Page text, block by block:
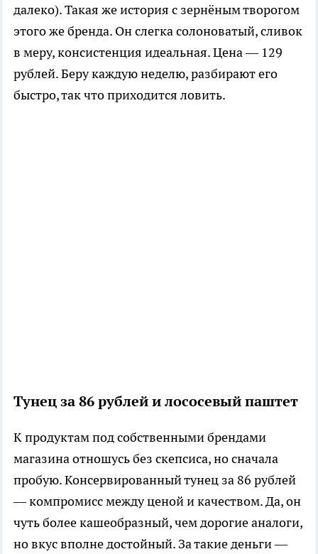
далеко). Такая же история с зернёным творогом
этого же бренда. Он слегка солоноватый, сливок
в меру, консистенция идеальная. Цена — 129
рублей. Беру каждую неделю, разбирают его
быстро, так что приходится ловить.
Тунец за 86 рублей и лососевый паштет
К продуктам под собственными брендами
магазина отношусь без скепсиса, но сначала
пробую. Консервированный тунец за 86 рублей
— компромисс между ценой и качеством. Да, он
чуть более кашеобразный, чем дорогие аналоги,
но вкус вполне достойный. За такие деньги —